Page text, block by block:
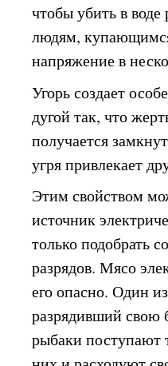
чтобы убить в
людям, купающимся
напряжение в
Угорь создает
дугой так, что
получается
угря привлекает
Этим свойством
источник
только подобрать
разрядов. Мясо
его опасно. Один
разрядивший свою
рыбаки поступают